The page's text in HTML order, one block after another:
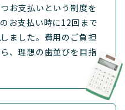
お支払いという制度を
お支払い時に12回まで
ました。費用のご負担
、理想の歯並びを目指